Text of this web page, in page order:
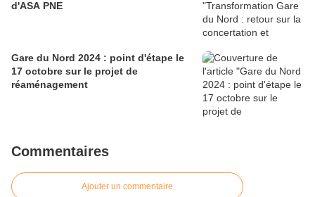
d'ASA PNE
Gare du Nord 2024 : point d'étape le
17 octobre sur le projet de
réaménagement
Commentaires
Ajouter un commentaire